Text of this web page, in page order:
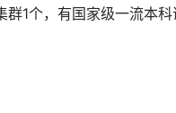
1个，有国家级一流本